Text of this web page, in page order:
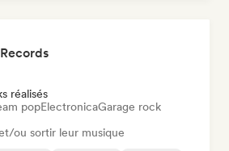
réalisés
popElectronicaGarage rock
ou sortir leur musique